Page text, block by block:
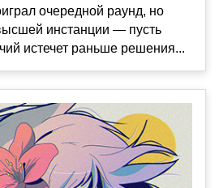
очередной раунд, но
инстанции — пусть
истечет раньше решения...